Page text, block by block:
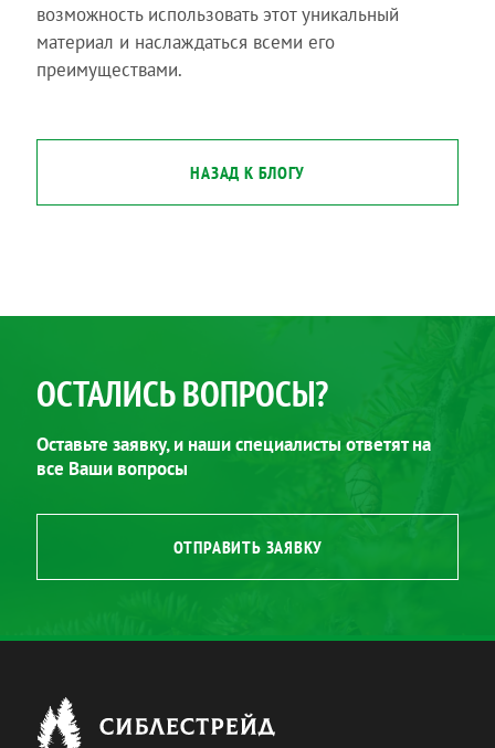
возможность использовать этот уникальный
материал и наслаждаться всеми его
преимуществами.
НАЗАД К БЛОГУ
ОСТАЛИСЬ ВОПРОСЫ?
Оставьте заявку, и наши специалисты ответят на
все Ваши вопросы
ОТПРАВИТЬ ЗАЯВКУ